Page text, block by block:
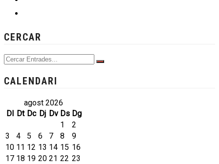
CERCAR
CALENDARI
agost 2026
Dl
Dt Dc Dj Dv Ds Dg
1
2
3
4 5 6 7 8
9
10 11 12 13 14 15 16
17 18 19 20 21 22 23